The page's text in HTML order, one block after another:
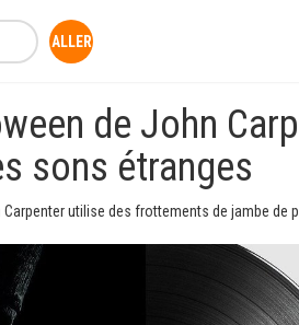
de John
sons étranges
Carpenter utilise des frottements de jambe de